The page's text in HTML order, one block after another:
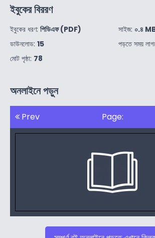
ইবুকের বিররণ
ইবুকের ধরণ: পিডিএফ (PDF)
ডাউনলোড: 15
মোট পৃষ্ঠা: 78
সাইজ: ০.৪
পড়তে সময়
অনলাইনে পড়ুন
Prev Page: